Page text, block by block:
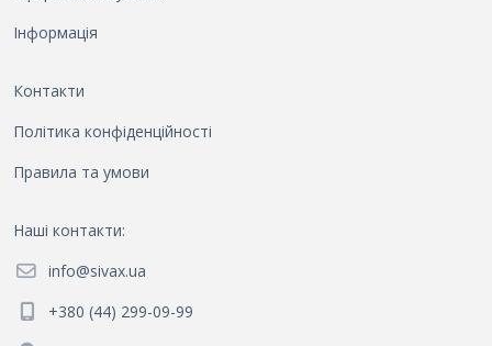
Інформація
Контакти
Політика конфіденційності
Правила та умови
Наші контакти:
info@sivax.ua
+380 (44) 299-09-99